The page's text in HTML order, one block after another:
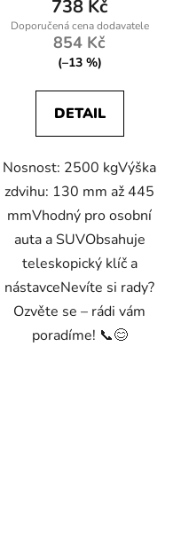
je
5,0
z
738 Kč
854 Kč
(–13 %)
DETAIL
Nosnost: 2500 kgVýška
zdvihu: 130 mm až 445
mmVhodný pro osobní
auta a SUVObsahuje
teleskopický klíč a
nástavceNevíte si rady?
Ozvěte se – rádi vám
poradíme! 📞😊